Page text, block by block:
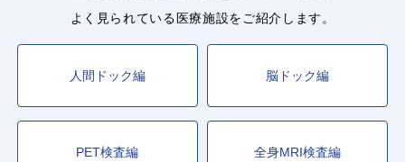
よく見られている医療施設をご紹介します。
人間ドック編 脳ドック編
PET検査編 全身MRI検査編